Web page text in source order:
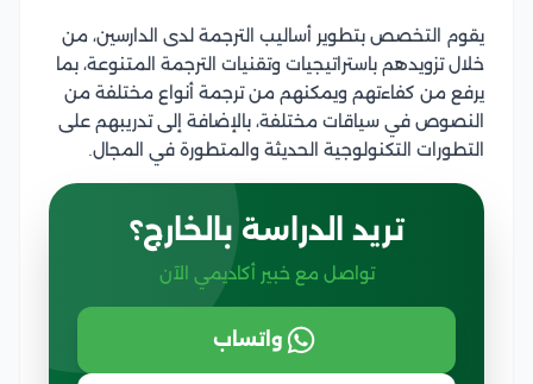
يقوم التخصص بتطوير أساليب الترجمة لدى الدارسين، من
خلال تزويدهم باستراتيجيات وتقنيات الترجمة المتنوعة، بما
يرفع من كفاءتهم ويمكنهم من ترجمة أنواع مختلفة من
النصوص في سياقات مختلفة، بالإضافة إلى تدريبهم على
التطورات التكنولوجية الحديثة والمتطورة في المجال.
تريد الدراسة بالخارج؟
تواصل مع خبير أكاديمي الآن
واتساب